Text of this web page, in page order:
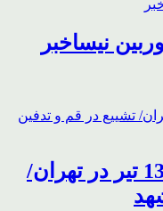
نیساخبر
وداع با رهبر شهید انقلاب؛ 13 تیر در تهران/